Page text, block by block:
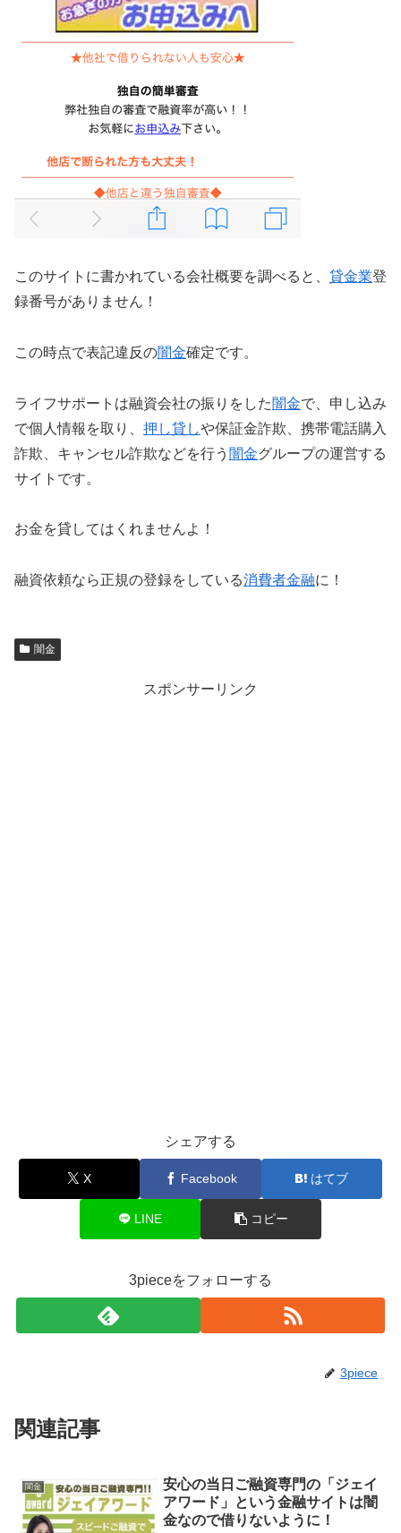
このサイトに書かれている会社概要を調べると、 貸金業登
録番号がありません！
この時点で表記違反の闇金確定です。
ライフサポートは融資会社の振りをした闇金で、申し込み
で個人情報を取り、 押し貸しや保証金詐欺、携帯電話購入
詐欺、キャンセル詐欺などを行う 闇金グループの運営する
サイトです。
お金を貸してはくれませんよ！
融資依頼なら正規の登録をしている消費者金融に！
闇金
スポンサーリンク
シェアする
X Facebook はてブ
LINE コピー
3pieceをフォローする
3piece
関連記事
闇金
安心の当日ご融資専門の「ジェイ
アワード」という金融サイトは闇
金なので借りないように！